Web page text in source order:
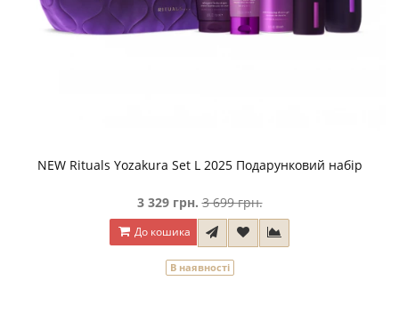
NEW Rituals Yozakura Set L 2025 Подарунковий набір
3 329 грн. 3 699 грн.
До кошика
В наявності